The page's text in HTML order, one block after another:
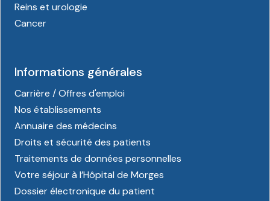
Reins et urologie
Cancer
Informations générales
Carrière / Offres d'emploi
Nos établissements
Annuaire des médecins
Droits et sécurité des patients
Traitements de données personnelles
Votre séjour à l’Hôpital de Morges
Dossier électronique du patient